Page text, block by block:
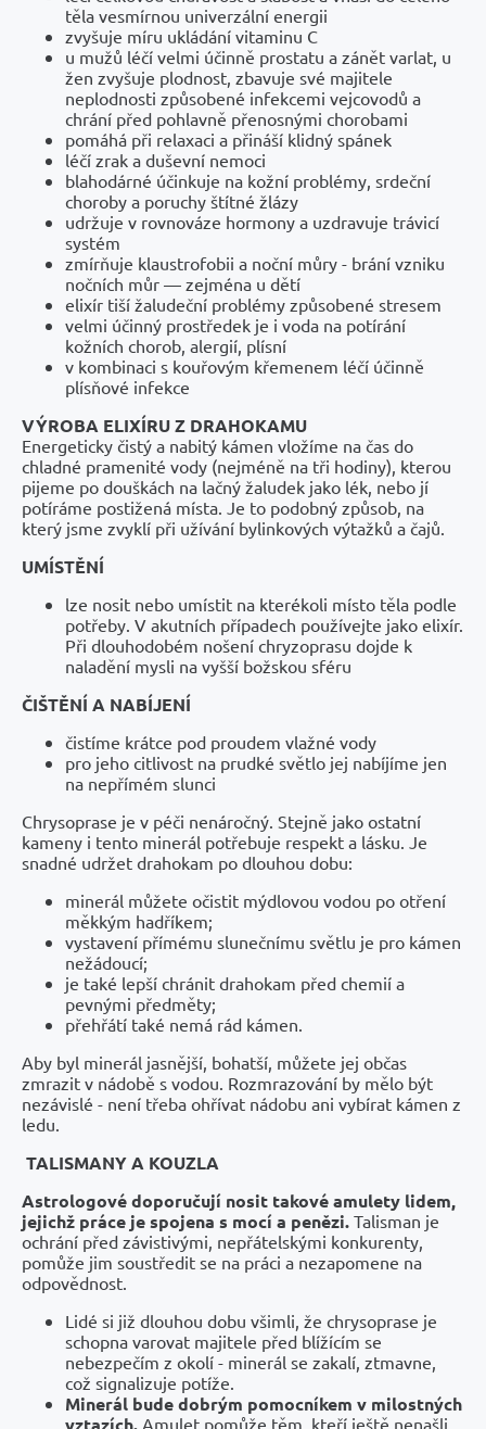
těla vesmírnou univerzální energii
zvyšuje míru ukládání vitaminu C
u mužů léčí velmi účinně prostatu a zánět varlat, u
žen zvyšuje plodnost, zbavuje své majitele
neplodnosti způsobené infekcemi vejcovodů a
chrání před pohlavně přenosnými chorobami
pomáhá při relaxaci a přináší klidný spánek
léčí zrak a duševní nemoci
blahodárné účinkuje na kožní problémy, srdeční
choroby a poruchy štítné žlázy
udržuje v rovnováze hormony a uzdravuje trávicí
systém
zmírňuje klaustrofobii a noční můry - brání vzniku
nočních můr — zejména u dětí
elixír tiší žaludeční problémy způsobené stresem
velmi účinný prostředek je i voda na potírání
kožních chorob, alergií, plísní
v kombinaci s kouřovým křemenem léčí účinně
plísňové infekce
VÝROBA ELIXÍRU Z DRAHOKAMU
Energeticky čistý a nabitý kámen vložíme na čas do
chladné pramenité vody (nejméně na tři hodiny), kterou
pijeme po douškách na lačný žaludek jako lék, nebo jí
potíráme postižená místa. Je to podobný způsob, na
který jsme zvyklí při užívání bylinkových výtažků a čajů.
UMÍSTĚNÍ
lze nosit nebo umístit na kterékoli místo těla podle
potřeby. V akutních případech používejte jako elixír.
Při dlouhodobém nošení chryzoprasu dojde k
naladění mysli na vyšší božskou sféru
ČIŠTĚNÍ A NABÍJENÍ
čistíme krátce pod proudem vlažné vody
pro jeho citlivost na prudké světlo jej nabíjíme jen
na nepřímém slunci
Chrysoprase je v péči nenáročný. Stejně jako ostatní
kameny i tento minerál potřebuje respekt a lásku. Je
snadné udržet drahokam po dlouhou dobu:
minerál můžete očistit mýdlovou vodou po otření
měkkým hadříkem;
vystavení přímému slunečnímu světlu je pro kámen
nežádoucí;
je také lepší chránit drahokam před chemií a
pevnými předměty;
přehřátí také nemá rád kámen.
Aby byl minerál jasnější, bohatší, můžete jej občas
zmrazit v nádobě s vodou. Rozmrazování by mělo být
nezávislé - není třeba ohřívat nádobu ani vybírat kámen z
ledu.
TALISMANY A KOUZLA
Astrologové doporučují nosit takové amulety lidem,
jejichž práce je spojena s mocí a penězi. Talisman je
ochrání před závistivými, nepřátelskými konkurenty,
pomůže jim soustředit se na práci a nezapomene na
odpovědnost.
Lidé si již dlouhou dobu všimli, že chrysoprase je
schopna varovat majitele před blížícím se
nebezpečím z okolí - minerál se zakalí, ztmavne,
což signalizuje potíže.
Minerál bude dobrým pomocníkem v milostných
vztazích. Amulet pomůže těm, kteří ještě nenašli